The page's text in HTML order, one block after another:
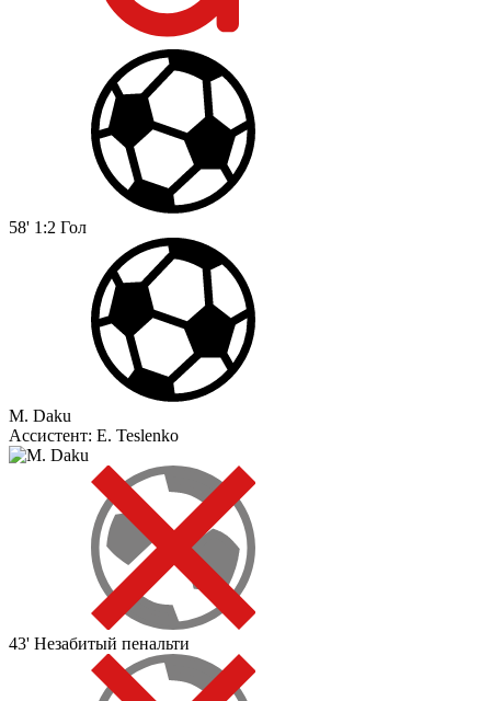
58' 1:2 Гол
M. Daku
Ассистент: E. Teslenko
43' Незабитый пенальти